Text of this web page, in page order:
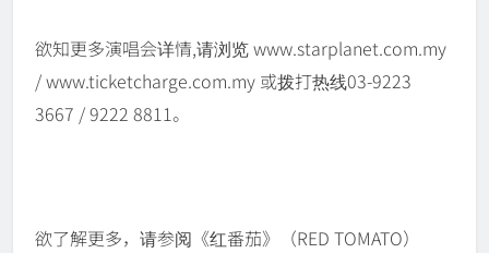
欲知更多演唱会详情,请浏览 www.starplanet.com.my
/ www.ticketcharge.com.my 或拨打热线03-9223
3667 / 9222 8811。
欲了解更多，请参阅《红番茄》（RED TOMATO）